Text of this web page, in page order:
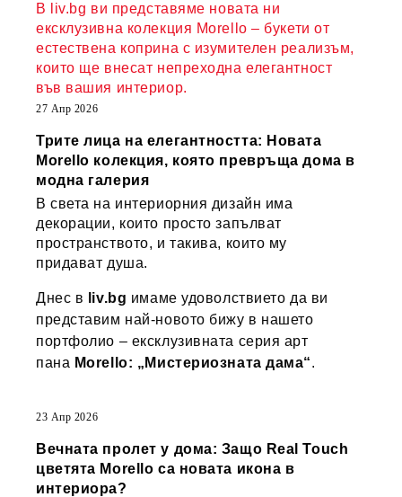
В liv.bg ви представяме новата ни
ексклузивна колекция Morello – букети от
естествена коприна с изумителен реализъм,
които ще внесат непреходна елегантност
във вашия интериор.
27 Апр 2026
Трите лица на елегантността: Новата
Morello колекция, която превръща дома в
модна галерия
В света на интериорния дизайн има
декорации, които просто запълват
пространството, и такива, които му
придават душа.
Днес в liv.bg имаме удоволствието да ви
представим най-новото бижу в нашето
портфолио – ексклузивната серия арт
пана Morello: „Мистериозната дама“.
23 Апр 2026
Вечната пролет у дома: Защо Real Touch
цветята Morello са новата икона в
интериора?